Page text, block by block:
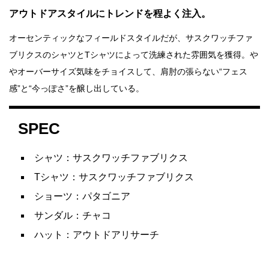
アウトドアスタイルにトレンドを程よく注入。
オーセンティックなフィールドスタイルだが、サスクワッチファ
ブリクスのシャツとTシャツによって洗練された雰囲気を獲得。や
やオーバーサイズ気味をチョイスして、肩肘の張らない“フェス
感”と“今っぽさ”を醸し出している。
SPEC
シャツ：サスクワッチファブリクス
Tシャツ：サスクワッチファブリクス
ショーツ：パタゴニア
サンダル：チャコ
ハット：アウトドアリサーチ